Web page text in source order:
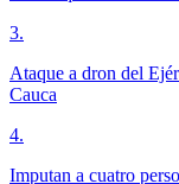
3.
Ataque a dron del
Cauca
4.
Imputan a cuatro